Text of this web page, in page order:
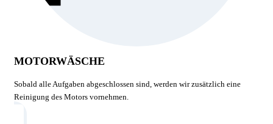
MOTORWÄSCHE
Sobald alle Aufgaben abgeschlossen sind, werden wir zusätzlich eine
Reinigung des Motors vornehmen.